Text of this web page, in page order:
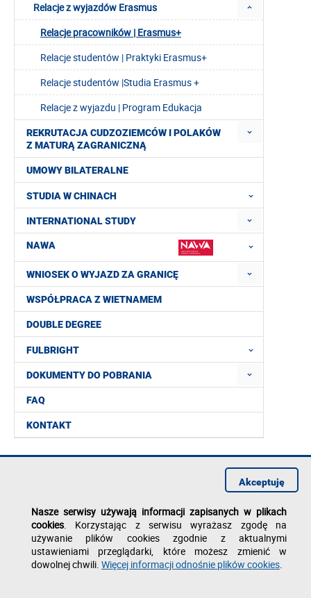
Relacje z wyjazdów Erasmus
Relacje pracowników | Erasmus+
Relacje studentów | Praktyki Erasmus+
Relacje studentów |Studia Erasmus +
Relacje z wyjazdu | Program Edukacja
REKRUTACJA CUDZOZIEMCÓW I POLAKÓW
Z MATURĄ ZAGRANICZNĄ
UMOWY BILATERALNE
STUDIA W CHINACH
INTERNATIONAL STUDY
NAWA
WNIOSEK O WYJAZD ZA GRANICĘ
WSPÓŁPRACA Z WIETNAMEM
DOUBLE DEGREE
FULBRIGHT
DOKUMENTY DO POBRANIA
FAQ
KONTAKT
Nasze serwisy używają informacji zapisanych w plikach
cookies. Korzystając z serwisu wyrażasz zgodę na
używanie plików cookies zgodnie z aktualnymi
ustawieniami przeglądarki, które możesz zmienić w
dowolnej chwili. Więcej informacji odnośnie plików cookies.
Akceptuję